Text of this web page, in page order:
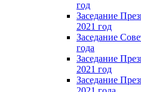
год
Заседание
2021 год
Заседание
года
Заседание
2021 год
Заседание